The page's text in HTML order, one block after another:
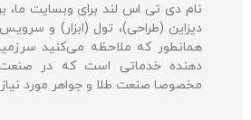
نام دی تی اس لند برای وبسایت ما،
دیزاین (طراحی)، تول (ابزار) و
همانطور که ملاحظه می‌کنید
دهنده خدماتی است که در صنعت
مخصوصا صنعت طلا و جواهر مورد